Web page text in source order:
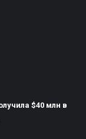
$40 млн в